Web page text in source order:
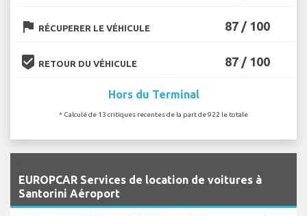
flag RÉCUPERER LE VÉHICULE 87 / 100
beenhere RETOUR DU VÉHICULE 87 / 100
Hors du Terminal
* Calculé de 13 critiques recentes de la part de 922 le totale
EUROPCAR Services de location de voitures à
Santorini Aéroport